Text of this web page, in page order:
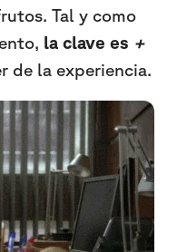
Tal y como
la clave es +
de la experiencia.